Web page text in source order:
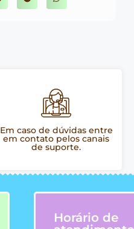
Em caso de dúvidas entre
em contato pelos canais
de suporte.
Horário de